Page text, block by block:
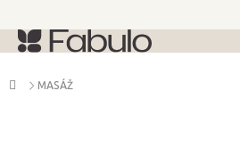
Domov
MASÁŽ